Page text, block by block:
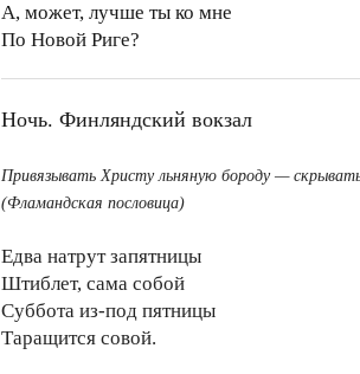
А, может, лучше ты ко мне
По Новой Риге?
Ночь. Финляндский вокзал
Привязывать Христу льняную бороду —
(Фламандская пословица)
Едва натрут запятницы
Штиблет, сама собой
Суббота из-под пятницы
Таращится совой.